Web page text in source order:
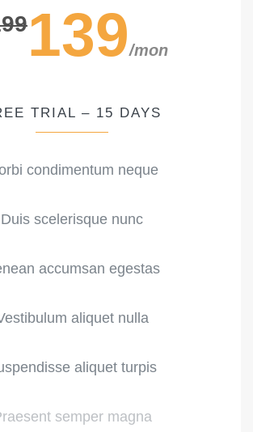
139/mon
TRIAL – 15 DAYS
condimentum neque
Duis scelerisque nunc
accumsan egestas
aliquet nulla
aliquet turpis
semper magna